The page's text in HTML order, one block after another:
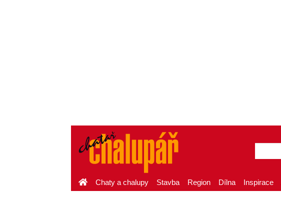
Chaty a chalupy Stavba Region Dílna Inspirace